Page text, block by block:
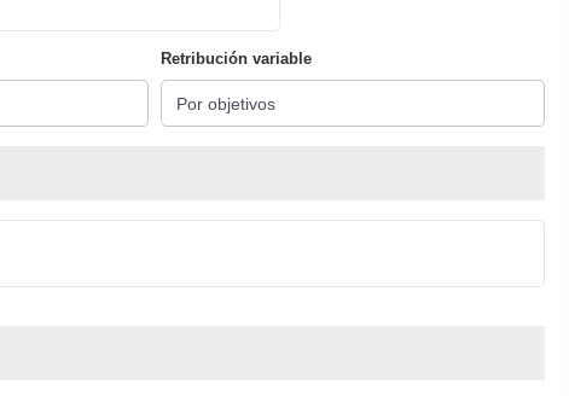
Retribución variable